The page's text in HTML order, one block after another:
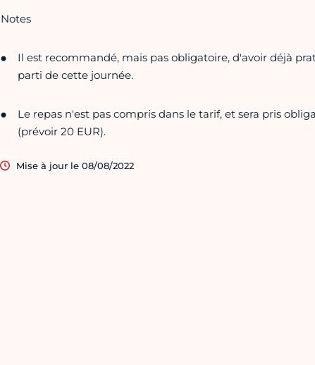
Notes
Il est recommandé, mais pas obligatoire, d'avoir déjà
parti de cette journée.
Le repas n'est pas compris dans le tarif, et sera pris
(prévoir 20 EUR).
Mise à jour le 08/08/2022